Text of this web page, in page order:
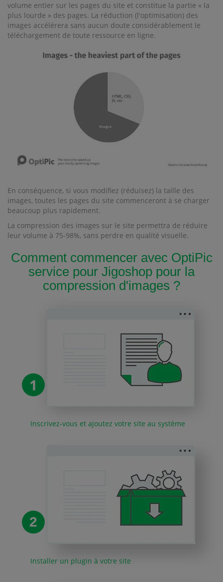
volume entier sur les pages du site et constitue la partie « la
plus lourde » des pages. La réduction (l'optimisation) des
images accélérera sans aucun doute considérablement le
téléchargement de toute ressource en ligne.
En conséquence, si vous modifiez (réduisez) la taille des
images, toutes les pages du site commenceront à se charger
beaucoup plus rapidement.
La compression des images sur le site permettra de réduire
leur volume à 75-98%, sans perdre en qualité visuelle.
Comment commencer avec OptiPic
service pour Jigoshop pour la
compression d'images ?
1
Inscrivez-vous et ajoutez votre site au système
2
Installer un plugin à votre site